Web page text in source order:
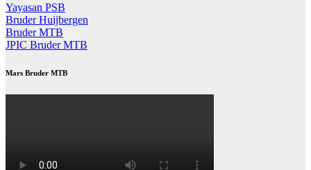
Yayasan PSB
Bruder Huijbergen
Bruder MTB
JPIC Bruder MTB
Mars Bruder MTB